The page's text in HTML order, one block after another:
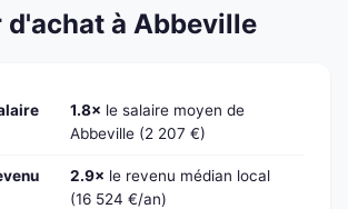
d'achat à Abbeville
1.8× le salaire moyen de
Abbeville (2 207 €)
2.9× le revenu médian local
(16 524 €/an)